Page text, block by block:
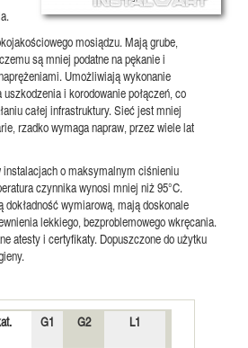
mosiądzu. Mają grube,
są mniej podatne na pękanie i
Umożliwiają wykonanie
i korodowanie połączeń, co
całej infrastruktury. Sieć jest mniej
rzadko wymaga napraw, przez wiele lat
instalacjach o maksymalnym ciśnieniu
czynnika wynosi mniej niż 95°C.
wymiarową, mają doskonale
lekkiego, bezproblemowego wkręcania.
atesty i certyfikaty. Dopuszczone do użytku
G1 G2 L1